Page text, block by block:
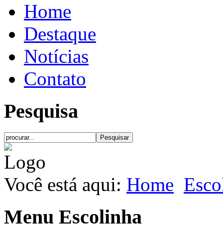
Home
Destaque
Notícias
Contato
Pesquisa
Você está aqui: Home
Menu Escolinha